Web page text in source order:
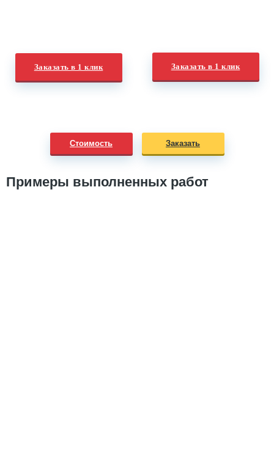
Заказать в 1 клик Заказать в 1 клик
Стоимость Заказать
Примеры выполненных работ